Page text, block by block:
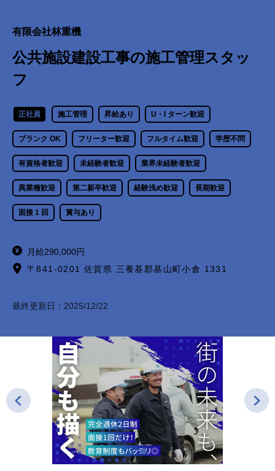
有限会社林重機
公共施設建設工事の施工管理スタッ
フ
正社員 施工管理 昇給あり U・I ターン歓迎
ブランク OK フリーター歓迎 フルタイム歓迎 学歴不問
有資格者歓迎 未経験者歓迎 業界未経験者歓迎
異業種歓迎 第二新卒歓迎 経験浅め歓迎 長期歓迎
面接 1 回 賞与あり
月給290,000円
〒841-0201 佐賀県 三養基郡基山町小倉 1331
最終更新日： 2025/12/22